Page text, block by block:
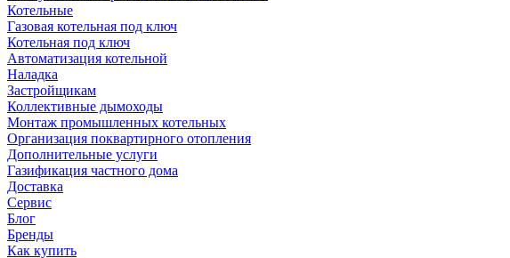
Котельные
Газовая котельная под ключ
Котельная под ключ
Автоматизация котельной
Наладка
Застройщикам
Коллективные дымоходы
Монтаж промышленных котельных
Организация поквартирного отопления
Дополнительные услуги
Газификация частного дома
Доставка
Сервис
Блог
Бренды
Как купить